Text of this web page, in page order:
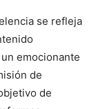
se refleja
emocionante
de
de